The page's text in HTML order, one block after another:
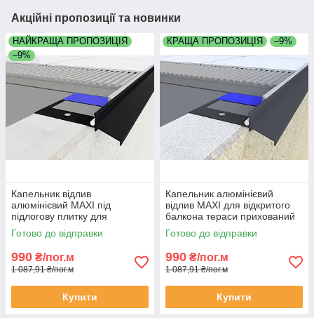
Акційні пропозиції та новинки
НАЙКРАЩА ПРОПОЗИЦІЯ
–9%
Капельник відлив
алюмінієвий MAXI під
підлогову плитку для
відкритого балкона тераси
довжина 2 метри чорний
Готово до відправки
990 ₴/пог.м
1 087,91 ₴/пог.м
Купити
КРАЩА ПРОПОЗИЦІЯ –9%
Капельник алюмінієвий
відлив MAXI для відкритого
балкона тераси прихований
монтаж під плитку довжина 2
метра колір графіт RAL7016
Готово до відправки
990 ₴/пог.м
1 087,91 ₴/пог.м
Купити